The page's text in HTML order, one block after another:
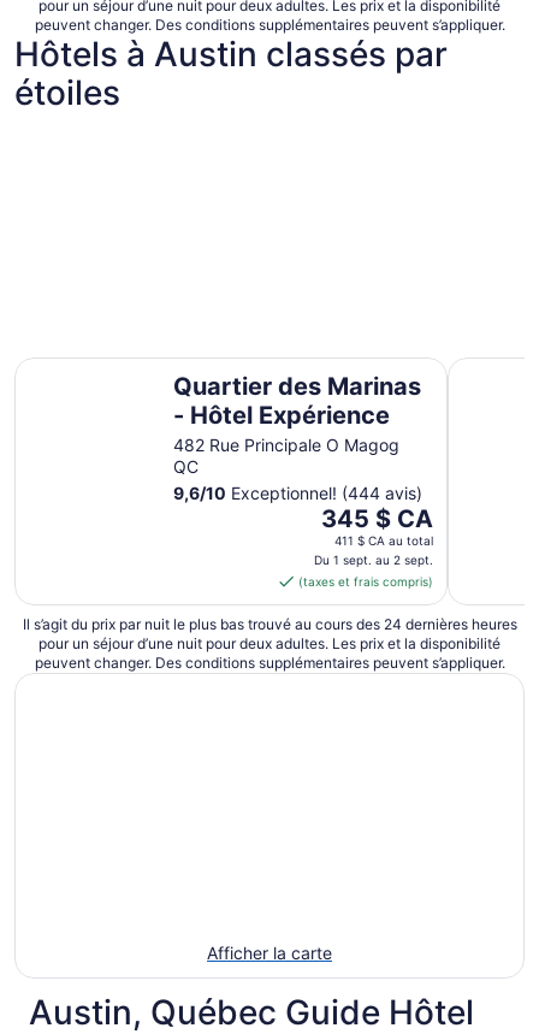
pour un séjour d’une nuit pour deux adultes. Les prix et la disponibilité
peuvent changer. Des conditions supplémentaires peuvent s’appliquer.
Hôtels à Austin classés par
étoiles
Hôtels 5 étoiles
5 hébergements
Hôtels
14
Quartier des Marinas
- Hôtel Expérience
482 Rue Principale O Magog
QC
9,6/10 Exceptionnel! (444 avis)
Le
prix
est
de 345 $ CA
par
nuit
du 1
345 $ CA
411 $ CA au total
Du 1 sept. au 2 sept.
(taxes et frais compris)
Quartier des Marinas - Hôtel Expérience Le
Il s’agit du prix par nuit le plus bas trouvé au cours des 24 dernières heures
pour un séjour d’une nuit pour deux adultes. Les prix et la disponibilité
peuvent changer. Des conditions supplémentaires peuvent s’appliquer.
Afficher la carte
Austin, Québec Guide Hôtel